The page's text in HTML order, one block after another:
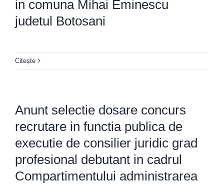
in comuna Mihai Eminescu
judetul Botosani
Citește
Anunt selectie dosare concurs
recrutare in functia publica de
executie de consilier juridic grad
profesional debutant in cadrul
Compartimentului administrarea